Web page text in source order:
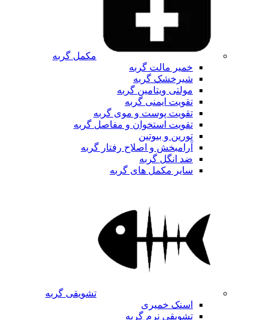
مکمل گربه
خمیر مالت گربه
شیرخشک گربه
مولتی ویتامین گربه
تقویت ایمنی گربه
تقویت پوست و موی گربه
تقویت استخوان و مفاصل گربه
تورین و بیوتین
آرامبخش و اصلاح رفتار گربه
ضد انگل گربه
سایر مکمل های گربه
تشویقی گربه
اسنک خمیری
تشویقی نرم گربه